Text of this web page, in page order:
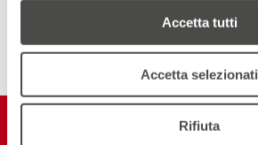
Accetta tutti
Accetta selezionati
Rifiuta
ISCRIVITI ALLA NEWSLETTER